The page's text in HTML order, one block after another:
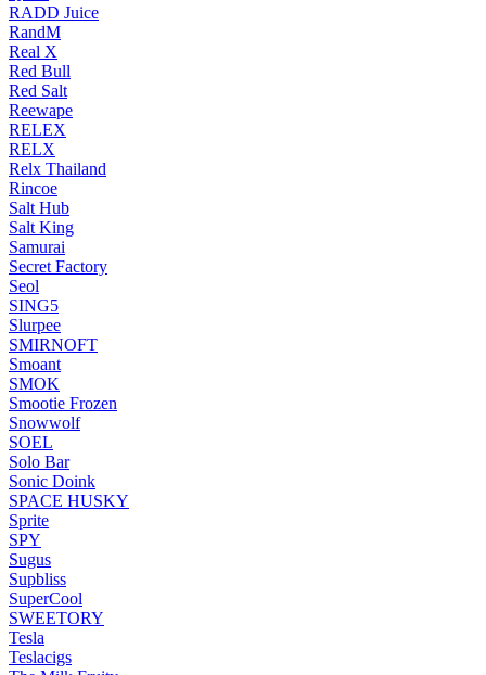
RADD Juice
RandM
Real X
Red Bull
Red Salt
Reewape
RELEX
RELX
Relx Thailand
Rincoe
Salt Hub
Salt King
Samurai
Secret Factory
Seol
SING5
Slurpee
SMIRNOFT
Smoant
SMOK
Smootie Frozen
Snowwolf
SOEL
Solo Bar
Sonic Doink
SPACE HUSKY
Sprite
SPY
Sugus
Supbliss
SuperCool
SWEETORY
Tesla
Teslacigs